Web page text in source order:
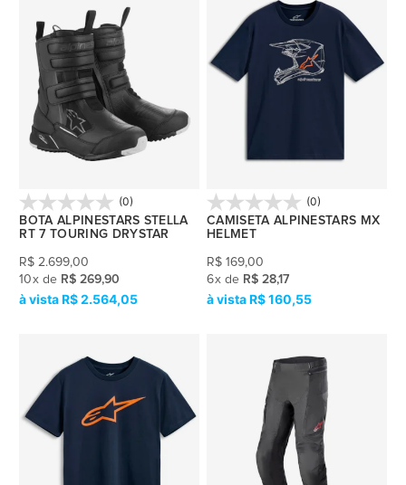
(0)
BOTA ALPINESTARS STELLA
RT 7 TOURING DRYSTAR
R$ 2.699,00
10x de R$ 269,90
R$ 2.564,05
(0)
CAMISETA ALPINESTARS MX
HELMET
R$ 169,00
6x de R$ 28,17
R$ 160,55